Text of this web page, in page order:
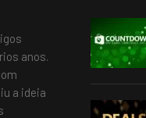
anos.
a ideia